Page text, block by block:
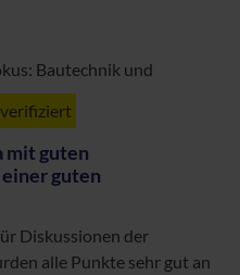
Bautechnik und
verifiziert
mit guten
guten
Diskussionen der
alle Punkte sehr gut an